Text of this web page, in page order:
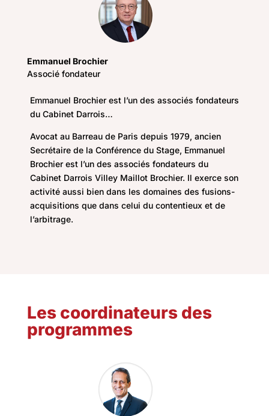
Emmanuel Brochier
Associé fondateur
Emmanuel Brochier est l’un des associés fondateurs
du Cabinet Darrois…
Avocat au Barreau de Paris depuis 1979, ancien
Secrétaire de la Conférence du Stage, Emmanuel
Brochier est l’un des associés fondateurs du
Cabinet Darrois Villey Maillot Brochier. Il exerce son
activité aussi bien dans les domaines des fusions-
acquisitions que dans celui du contentieux et de
l’arbitrage.
Les coordinateurs des
programmes